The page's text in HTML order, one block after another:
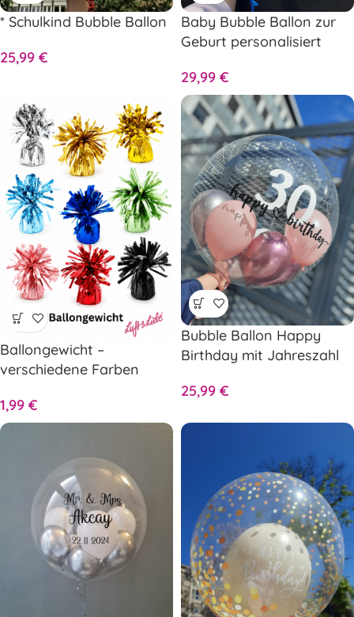
* Schulkind Bubble Ballon
25,99 €
Baby Bubble Ballon zur
Geburt personalisiert
29,99 €
Ballongewicht –
verschiedene Farben
1,99 €
Bubble Ballon Happy
Birthday mit Jahreszahl
25,99 €